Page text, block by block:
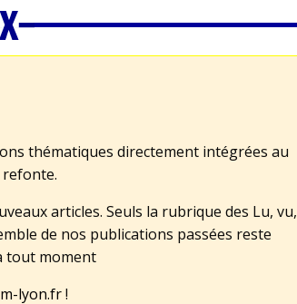
thématiques directement intégrées au
refonte.
articles. Seuls la rubrique des Lu, vu,
de nos publications passées reste
tout moment
lyon.fr!